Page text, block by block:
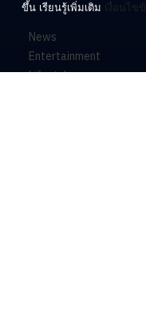
News
Entertainment
Lifestyle
ขึ้น เรียนรู้เพิ่มเติม เงื่อนไข